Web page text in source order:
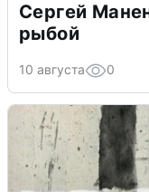
Сергей
рыбой
10 августа 0